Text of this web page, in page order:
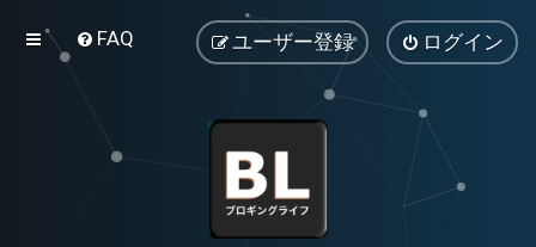
FAQ ログイン
ユーザー登録